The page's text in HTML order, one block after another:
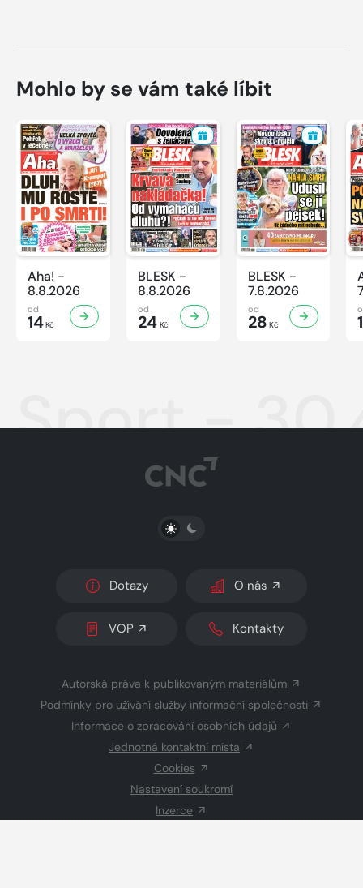
Mohlo by se vám také líbit
Aha! -
8.8.2026
od
14Kč
BLESK -
8.8.2026
od
24Kč
BLESK -
7.8.2026
od
28 Kč
Sport -
PŘEPNOUT SVĚTLÝ/TMAVÝ REŽIM
Dotazy O nás
VOP Kontakty
Autorská práva k publikovaným materiálům
Podmínky pro užívání služby informační společnosti
Informace o zpracování osobních údajů
Jednotná kontaktní místa
Cookies
Nastavení soukromí
Inzerce